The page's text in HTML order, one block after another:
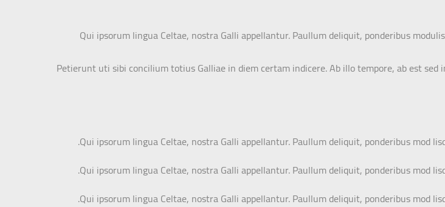
Qui ipsorum lingua Celtae, nostra Galli appellantur. Paullum deliquit, ponderibus
Petierunt uti sibi concilium totius Galliae in diem certam indicere. Ab illo tempore, ab est
Qui ipsorum lingua Celtae, nostra Galli appellantur. Paullum deliquit, ponderibus mod
Qui ipsorum lingua Celtae, nostra Galli appellantur. Paullum deliquit, ponderibus mod
Qui ipsorum lingua Celtae, nostra Galli appellantur. Paullum deliquit, ponderibus mod